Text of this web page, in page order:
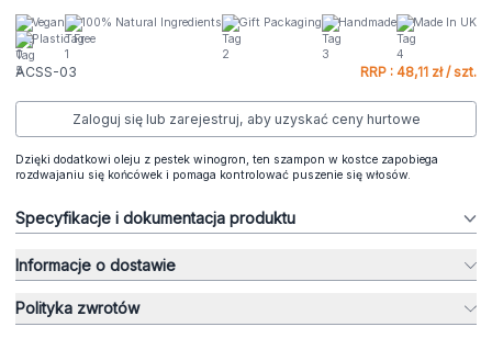
Vegan 100% Natural Ingredients Gift Packaging Handmade
Made In UK
Plastic Free
ACSS-03 RRP : 48,11 zł / szt.
Zaloguj się lub zarejestruj, aby uzyskać ceny hurtowe
Dzięki dodatkowi oleju z pestek winogron, ten szampon w kostce zapobiega
rozdwajaniu się końcówek i pomaga kontrolować puszenie się włosów.
Specyfikacje i dokumentacja produktu
Informacje o dostawie
Polityka zwrotów